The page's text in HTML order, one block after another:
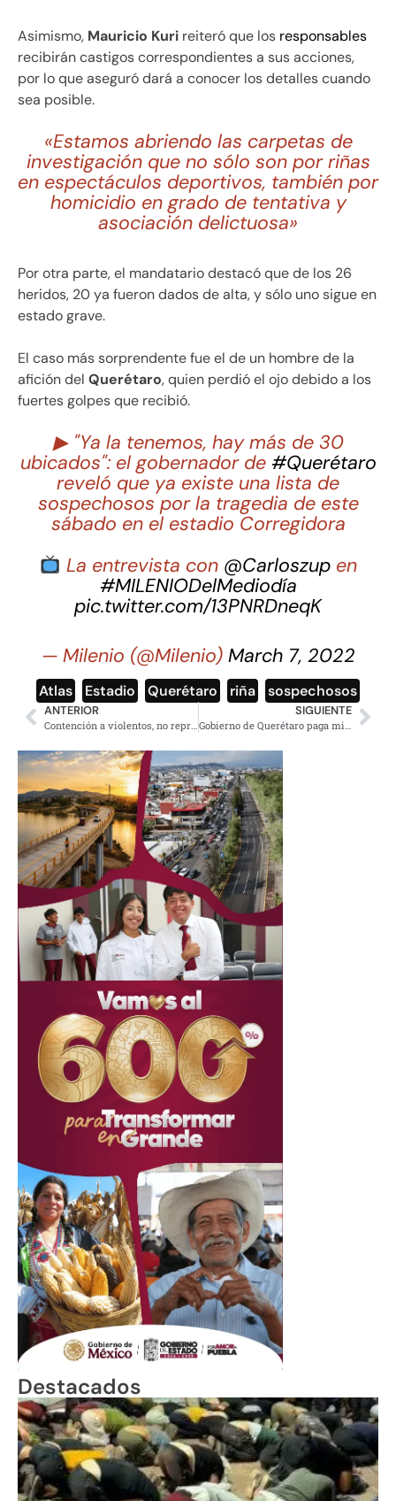
Asimismo, Mauricio Kuri reiteró que los responsables
recibirán castigos correspondientes a sus acciones,
por lo que aseguró dará a conocer los detalles cuando
sea posible.
«Estamos abriendo las carpetas de
investigación que no sólo son por riñas
en espectáculos deportivos, también por
homicidio en grado de tentativa y
asociación delictuosa»
Por otra parte, el mandatario destacó que de los 26
heridos, 20 ya fueron dados de alta, y sólo uno sigue en
estado grave.
El caso más sorprendente fue el de un hombre de la
afición del Querétaro, quien perdió el ojo debido a los
fuertes golpes que recibió.
▶ "Ya la tenemos, hay más de 30
ubicados": el gobernador de #Querétaro
reveló que ya existe una lista de
sospechosos por la tragedia de este
sábado en el estadio Corregidora
La entrevista con @Carloszupen
#MILENIODelMediodía
pic.twitter.com/13PNRDneqK
— Milenio (@Milenio) March 7, 2022
Atlas Estadio Querétaro riña sospechosos
ANTERIOR SIGUIENTE
Destacados